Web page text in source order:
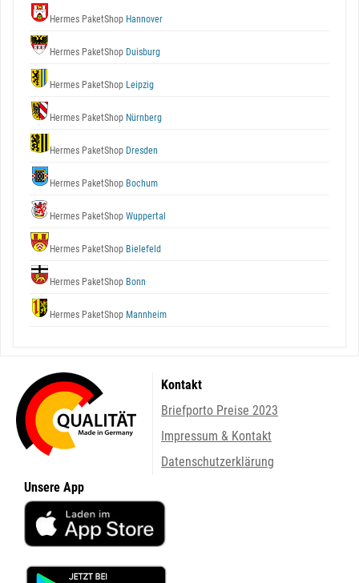
Hermes PaketShop Hannover
Hermes PaketShop Duisburg
Hermes PaketShop Leipzig
Hermes PaketShop Nürnberg
Hermes PaketShop Dresden
Hermes PaketShop Bochum
Hermes PaketShop Wuppertal
Hermes PaketShop Bielefeld
Hermes PaketShop Bonn
Hermes PaketShop Mannheim
Kontakt
Briefporto Preise 2023
Impressum & Kontakt
Datenschutzerklärung
Unsere App